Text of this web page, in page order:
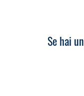
Se hai un